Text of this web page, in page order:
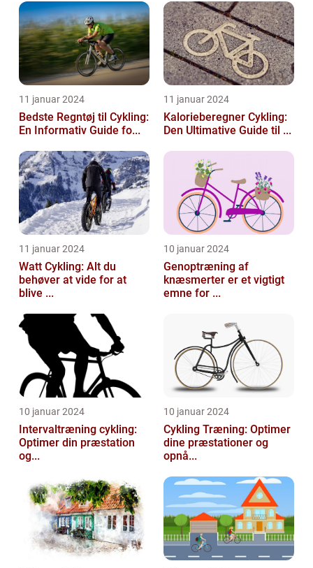
11 januar 2024
Bedste Regntøj til Cykling:
En Informativ Guide fo...
11 januar 2024
Kalorieberegner Cykling:
Den Ultimative Guide til ...
11 januar 2024
Watt Cykling: Alt du
behøver at vide for at
blive ...
10 januar 2024
Genoptræning af
knæsmerter er et vigtigt
emne for ...
10 januar 2024
Intervaltræning cykling:
Optimer din præstation
og...
10 januar 2024
Cykling Træning: Optimer
dine præstationer og
opnå...